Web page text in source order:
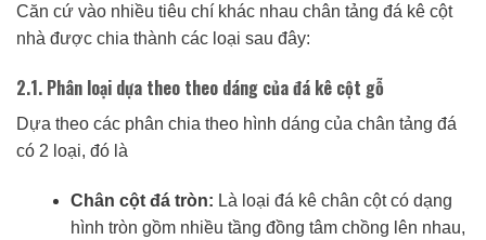
Căn cứ vào nhiều tiêu chí khác nhau chân tảng đá kê cột
nhà được chia thành các loại sau đây:
2.1. Phân loại dựa theo theo dáng của đá kê cột gỗ
Dựa theo các phân chia theo hình dáng của chân tảng đá
có 2 loại, đó là
Chân cột đá tròn: Là loại đá kê chân cột có dạng
hình tròn gồm nhiều tầng đồng tâm chồng lên nhau,